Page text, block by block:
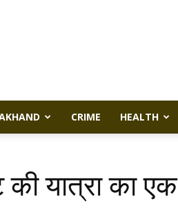
CRIME HEALTH
यात्रा का एक